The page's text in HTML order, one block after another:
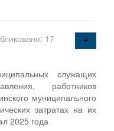
17
служащих
работников
муниципального
затратах на их
2025 года